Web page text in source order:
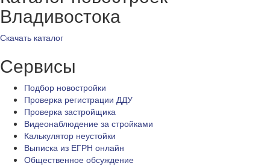
Владивостока
Скачать каталог
Сервисы
Подбор новостройки
Проверка регистрации ДДУ
Проверка застройщика
Видеонаблюдение за стройками
Калькулятор неустойки
Выписка из ЕГРН онлайн
Общественное обсуждение